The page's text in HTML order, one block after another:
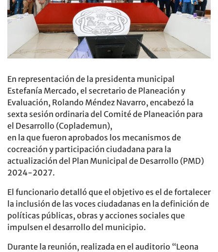
En representación de la presidenta municipal
Estefanía Mercado, el secretario de Planeación y
Evaluación, Rolando Méndez Navarro, encabezó la
sexta sesión ordinaria del Comité de Planeación para
el Desarrollo (Coplademun),
en la que fueron aprobados los mecanismos de
cocreación y participación ciudadana para la
actualización del Plan Municipal de Desarrollo (PMD)
2024-2027.
El funcionario detalló que el objetivo es el de fortalecer
la inclusión de las voces ciudadanas en la definición de
políticas públicas, obras y acciones sociales que
impulsen el desarrollo del municipio.
Durante la reunión, realizada en el auditorio “Leona